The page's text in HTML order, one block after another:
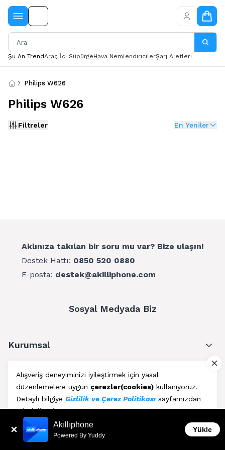
Alışveriş deneyiminizi iyileştirmek için yasal
düzenlemelere uygun çerezler(cookies) kullanıyoruz.
Detaylı bilgiye Gizlilik ve Çerez Politikası sayfamızdan
erişebilirsiniz.
Kabul Et
Şu An TrendAraç İçi SüpürgeHava NemlendiricilerŞarj Aletleri
Philips W626
Philips W626
Filtreler En Yeniler
Aklınıza takılan bir soru mu var? Bize ulaşın!
Destek Hattı: 0850 520 0880
E-posta: destek@akilliphone.com
Sosyal Medyada Biz
Kurumsal
Müşteri Hizmetleri
Üyelik
Blog Akıllıphone
Powered By Yuddy
Yükle